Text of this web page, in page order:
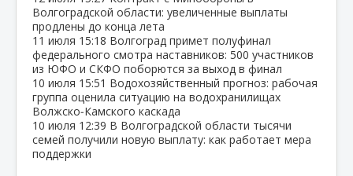
Волгоградской области: увеличенные выплаты
продлены до конца лета
11 июля 15:18 Волгоград примет полуфинал
федерального смотра наставников: 500 участников
из ЮФО и СКФО поборются за выход в финал
10 июля 15:51 Водохозяйственный прогноз: рабочая
группа оценила ситуацию на водохранилищах
Волжско‑Камского каскада
10 июля 12:39 В Волгоградской области тысячи
семей получили новую выплату: как работает мера
поддержки